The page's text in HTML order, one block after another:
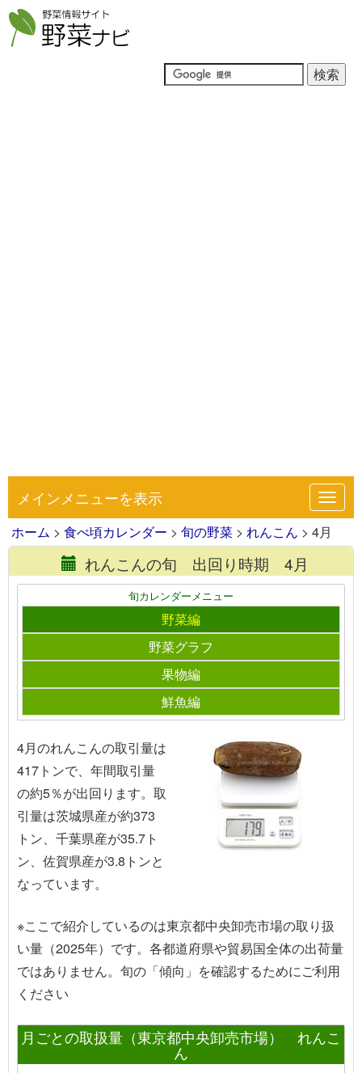
メインメニューを表示
ホーム > 食べ頃カレンダー > 旬の野菜 > れんこん > 4月
れんこんの旬 出回り時期 4月
旬カレンダーメニュー
野菜編
野菜グラフ
果物編
鮮魚編
4月のれんこんの取引量は
417トンで、年間取引量
の約5％が出回ります。取
引量は茨城県産が約373
トン、千葉県産が35.7ト
ン、佐賀県産が3.8トンと
なっています。
※ここで紹介しているのは東京都中央卸売市場の取り扱
い量（2025年）です。各都道府県や貿易国全体の出荷量
ではありません。旬の「傾向」を確認するためにご利用
ください
月ごとの取扱量（東京都中央卸売市場） れんこ
ん